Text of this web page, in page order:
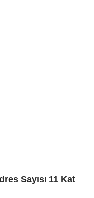
Sayısı 11 Kat